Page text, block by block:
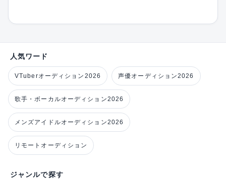
人気ワード
VTuberオーディション2026 声優オーディション2026
歌手・ボーカルオーディション2026
メンズアイドルオーディション2026
リモートオーディション
ジャンルで探す